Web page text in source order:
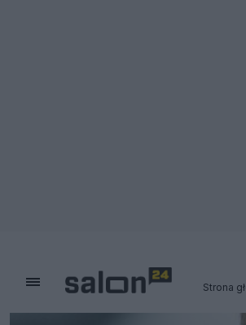
Strona